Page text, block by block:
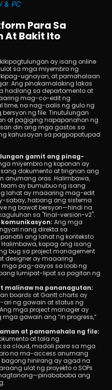
& PC
Para Sa
At Bakit Ito
ay isang online
sa mga miyembro ng
ugnayan, at pamahalaan
Ang pinakamalaking lakas
hadlang sa departamento at
mag-co-edit ng
time, na nag-aalis ng gulo ng
ng file. Tinutulungan
at pagiging napapanahon ng
din ang mga gastos sa
kahusayan sa pagpapatupad
gamit ang pinag-
miyembro ng koponan ay
dokumento at tingnan ang
anumang oras. Halimbawa,
ay bumubuo ng isang
lahat ay maaaring mag-edit
sabay, habang ang sistema
ng bawat bersyon—hindi na
sa "final-version-v2".
Ang mga
nang direkta sa
ang lahat ng konteksto
kapag ang isang
bug sa project management
designer ay maaaring
pag-aayos sa loob ng
lumipat-lipat sa pagitan ng
malinaw na pananagutan:
boards at Gantt charts ay
ng gawain at status ng
mga project manager ay
gawain ang “in progress,”
at pamamahala ng file:
at tala ng
cloud, madali para sa mga
na ma-access anumang
bagong hinirang ay agad na
ulat ng proyekto o SOPs
ang